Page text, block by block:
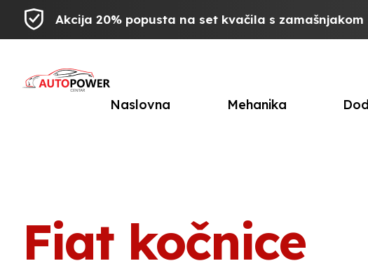
Akcija 20% popusta na set kvačila s zamašnjakom
Naslovna Mehanika
Fiat kočnice